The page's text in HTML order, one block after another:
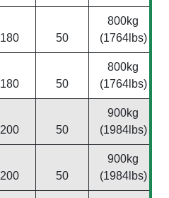
180 50
800kg
(1764lbs)
180 50
800kg
(1764lbs)
200 50
900kg
(1984lbs)
200 50
900kg
(1984lbs)